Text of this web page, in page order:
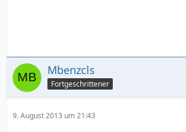
Mbenzcls
Fortgeschrittener
9. August 2013 um 21:43